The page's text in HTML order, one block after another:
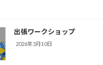
出張ワークショップ
2026年3月10日